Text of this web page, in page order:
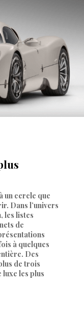
un cercle que
Dans l’univers
les listes
de
à quelques
Des
de trois
les plus